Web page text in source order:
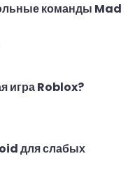
команды Mad
игра Roblox?
для слабых